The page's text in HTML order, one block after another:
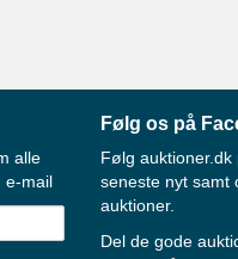
alle
e-mail
Følg os på
Følg
seneste nyt samt
auktioner.
Del de gode